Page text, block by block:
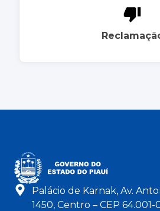
Palácio de Karnak, Av.
1450, Centro – CEP